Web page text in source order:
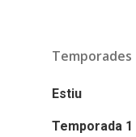
Temporades
Estiu
Temporada 1